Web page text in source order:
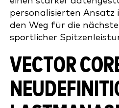
personalisierten
den Weg für die
sportlicher
VECTOR